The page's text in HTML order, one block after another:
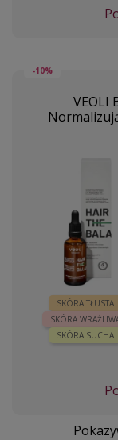
-10%
VEOLI
SKÓRA TŁUSTA
SKÓRA
SKÓRA SUCHA